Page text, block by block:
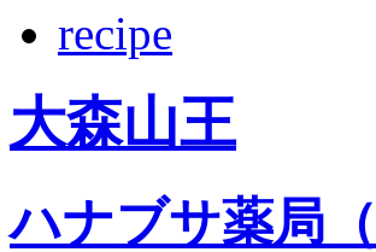
recipe
大森山王
ハナブサ薬局